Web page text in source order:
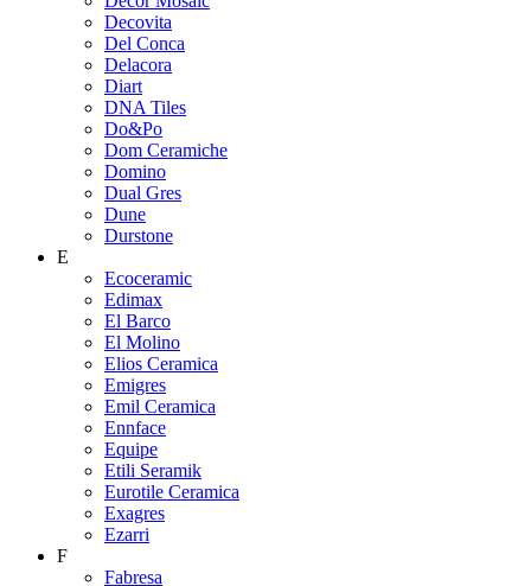
Decovita
Del Conca
Delacora
Diart
DNA Tiles
Do&Po
Dom Ceramiche
Domino
Dual Gres
Dune
Durstone
E
Ecoceramic
Edimax
El Barco
El Molino
Elios Ceramica
Emigres
Emil Ceramica
Ennface
Equipe
Etili Seramik
Eurotile Ceramica
Exagres
Ezarri
F
Fabresa